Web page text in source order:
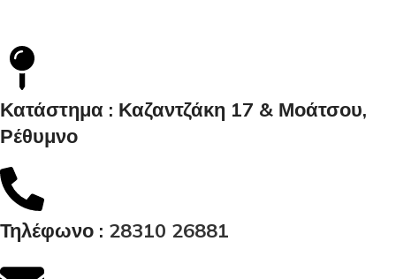
Κατάστημα : Καζαντζάκη 17 & Μοάτσου,
Ρέθυμνο
Τηλέφωνο : 28310 26881